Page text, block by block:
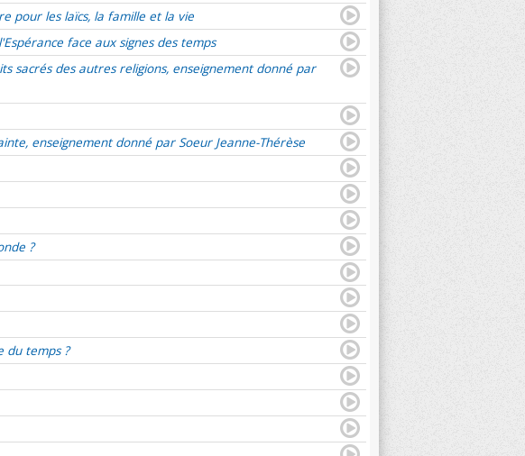
pour les laïcs, la famille et la vie
face aux signes des temps
sacrés des autres religions, enseignement donné par
enseignement donné par Soeur Jeanne-Thérèse
?
du temps ?